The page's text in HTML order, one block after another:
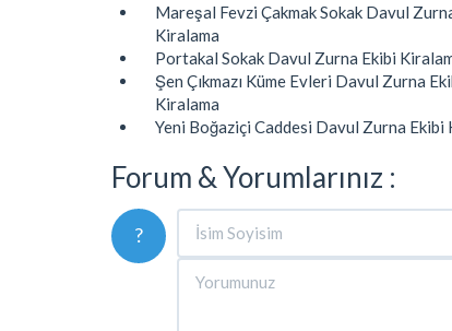
Mareşal Fevzi Çakmak Sokak Davul
Kiralama
Portakal Sokak Davul Zurna Ekibi
Şen Çıkmazı Küme Evleri Davul Zurna
Kiralama
Yeni Boğaziçi Caddesi Davul Zurna Ekibi
Forum & Yorumlarınız :
?